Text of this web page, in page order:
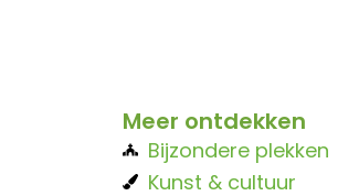
Meer ontdekken
Bijzondere plekken
Kunst & cultuur